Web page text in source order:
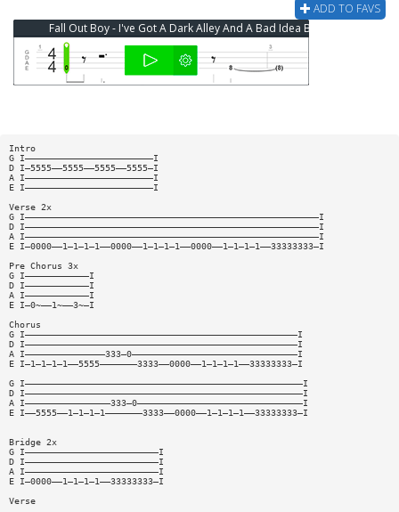
ADD TO FAVS
Fall Out Boy - I've Got A Dark Alley And A Bad Idea Bass Tab
Intro
G I————————————————————————I
D I—5555——5555——5555——5555—I
A I————————————————————————I
E I————————————————————————I
Verse 2x
G I———————————————————————————————————————————————————————I
D I———————————————————————————————————————————————————————I
A I———————————————————————————————————————————————————————I
E I—0000——1—1—1—1——0000——1—1—1—1——0000——1—1—1—1——33333333—I
Pre Chorus 3x
G I————————————I
D I————————————I
A I————————————I
E I—0~——1~——3~—I
Chorus
G I———————————————————————————————————————————————————I
D I———————————————————————————————————————————————————I
A I———————————————333—0———————————————————————————————I
E I—1—1—1—1——5555———————3333——0000——1—1—1—1——33333333—I
G I————————————————————————————————————————————————————I
D I————————————————————————————————————————————————————I
A I————————————————333—0———————————————————————————————I
E I——5555——1—1—1—1———————3333——0000——1—1—1—1——33333333—I
Bridge 2x
G I—————————————————————————I
D I—————————————————————————I
A I—————————————————————————I
E I—0000——1—1—1—1——33333333—I
Verse